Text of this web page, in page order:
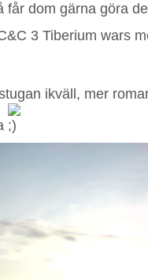
får dom gärna göra
3 Tiberium wars
ikväll, mer